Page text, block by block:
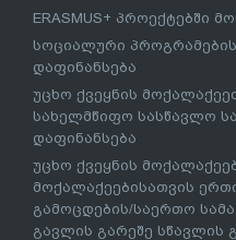
ERASMUS+ პროექტებში
სოციალური
დაფინანსება
უცხო ქვეყნის
სახელმწიფო სასწავლო
დაფინანსება
უცხო ქვეყნის
მოქალაქეებისათვის
გამოცდების/საერთო
გავლის გარეშე სწავლის